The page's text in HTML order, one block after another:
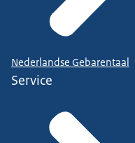
Nederlandse Gebarentaal
Service